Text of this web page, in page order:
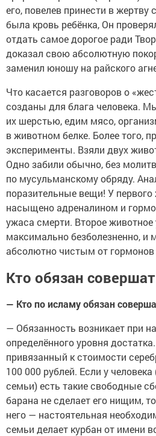
его, повелев принести в
была кровь ребёнка, Он
отдать самое дорогое ради
доказал свою абсолютную
заменил юношу на райского
Что касается разговоров о
созданы для блага человека.
их шерстью, едим мясо,
в животном белке. Более того,
эксперименты. Взяли двух
Одно забили обычно, без
по мусульманскому обряду.
поразительные вещи! У
насыщено адреналином и
ужаса смерти. Второе
максимально безболезненно, и
абсолютно чистым от гормонов
Кто обязан
— Кто по исламу обязан
— Обязанность возникает при
определённого уровня
привязанный к стоимости
100 000 рублей. Если у
семьи) есть такие свободные
барана не сделает его нищим,
него — настоятельная
семьи делает курбан от имени